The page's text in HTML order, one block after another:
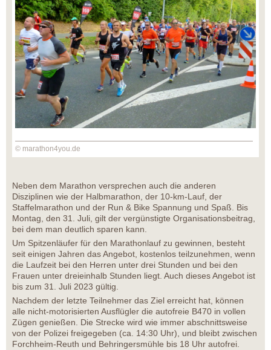
© marathon4you.de
Neben dem Marathon versprechen auch die anderen
Disziplinen wie der Halbmarathon, der 10-km-Lauf, der
Staffelmarathon und der Run & Bike Spannung und Spaß. Bis
Montag, den 31. Juli, gilt der vergünstigte Organisationsbeitrag,
bei dem man deutlich sparen kann.
Um Spitzenläufer für den Marathonlauf zu gewinnen, besteht
seit einigen Jahren das Angebot, kostenlos teilzunehmen, wenn
die Laufzeit bei den Herren unter drei Stunden und bei den
Frauen unter dreieinhalb Stunden liegt. Auch dieses Angebot ist
bis zum 31. Juli 2023 gültig.
Nachdem der letzte Teilnehmer das Ziel erreicht hat, können
alle nicht-motorisierten Ausflügler die autofreie B470 in vollen
Zügen genießen. Die Strecke wird wie immer abschnittsweise
von der Polizei freigegeben (ca. 14:30 Uhr), und bleibt zwischen
Forchheim-Reuth und Behringersmühle bis 18 Uhr autofrei.